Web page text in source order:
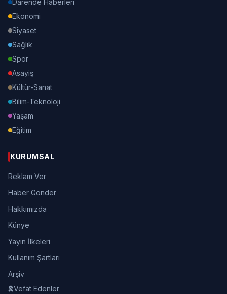
Ekonomi
Siyaset
Sağlık
Spor
Asayiş
Kültür-Sanat
Bilim-Teknoloji
Yaşam
Eğitim
KURUMSAL
Reklam Ver
Haber Gönder
Hakkımızda
Künye
Yayın İlkeleri
Kullanım Şartları
Arşiv
Vefat Edenler